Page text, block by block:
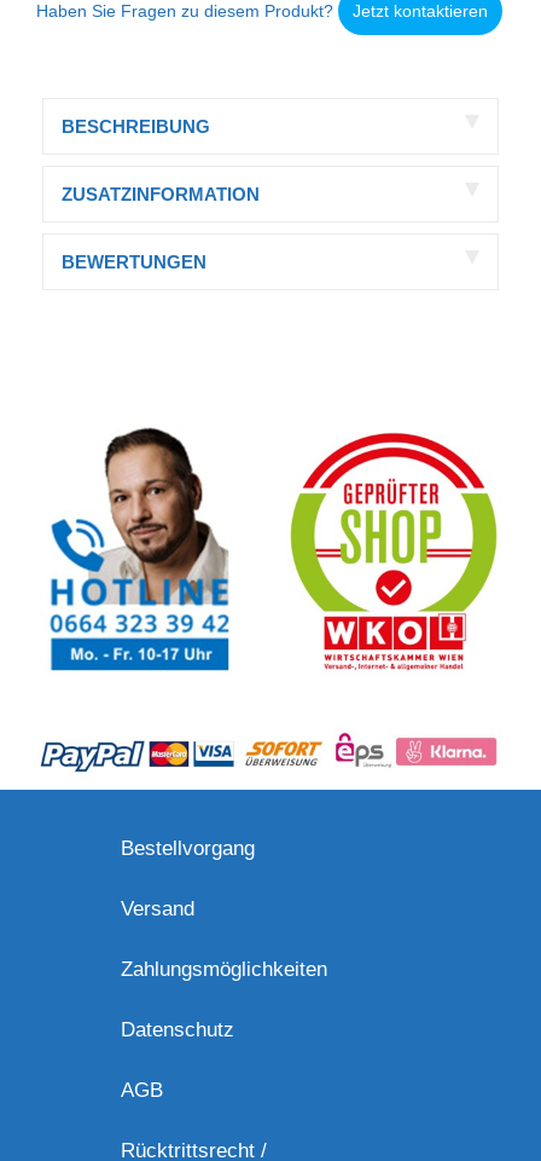
Haben Sie Fragen zu diesem Produkt? Jetzt kontaktieren
BESCHREIBUNG
ZUSATZINFORMATION
BEWERTUNGEN
Bestellvorgang
Versand
Zahlungsmöglichkeiten
Datenschutz
AGB
Rücktrittsrecht /